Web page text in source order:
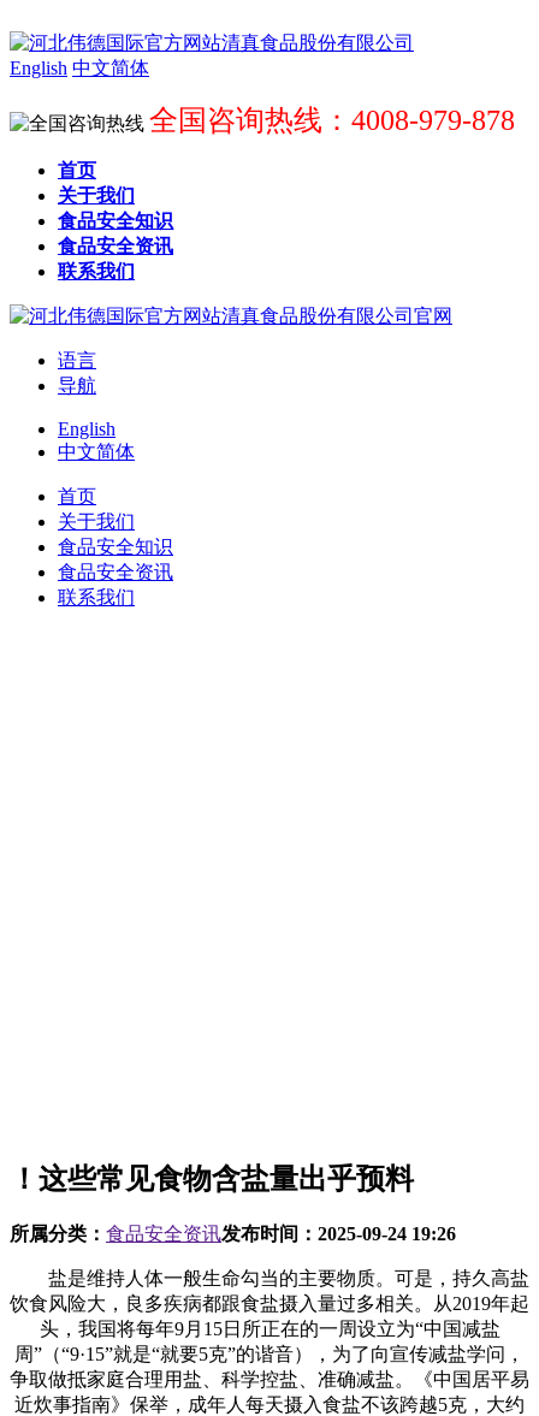
English 中文简体
全国咨询热线：4008-979-878
首页
关于我们
食品安全知识
食品安全资讯
联系我们
语言
导航
English
中文简体
首页
关于我们
食品安全知识
食品安全资讯
联系我们
！这些常见食物含盐量出乎预料
所属分类： 食品安全资讯发布时间： 2025-09-24 19:26
盐是维持人体一般生命勾当的主要物质。可是，持久高盐
饮食风险大，良多疾病都跟食盐摄入量过多相关。从2019年起
头，我国将每年9月15日所正在的一周设立为“中国减盐
周”（“9·15”就是“就要5克”的谐音），为了向宣传减盐学问，
争取做抵家庭合理用盐、科学控盐、准确减盐。《中国居平易
近炊事指南》保举，成年人每天摄入食盐不该跨越5克，大约